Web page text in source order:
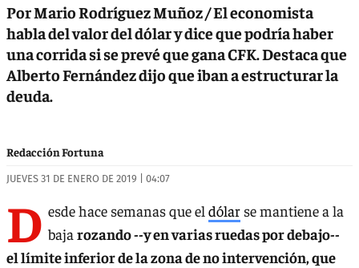
Por Mario Rodríguez Muñoz / El economista
habla del valor del dólar y dice que podría haber
una corrida si se prevé que gana CFK. Destaca que
Alberto Fernández dijo que iban a estructurar la
deuda.
Redacción Fortuna
JUEVES 31 DE ENERO DE 2019 | 04:07
D esde hace semanas que el dólar se mantiene a la
baja rozando --y en varias ruedas por debajo--
el límite inferior de la zona de no intervención, que